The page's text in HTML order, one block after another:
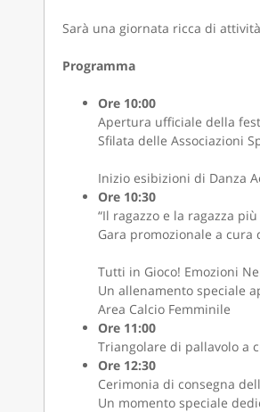
Sarà una giornata ricca di
Programma
Ore 10:00
Apertura ufficiale della
Sfilata delle Associazioni
Inizio esibizioni di Danza
Ore 10:30
“Il ragazzo e la ragazza
Gara promozionale a cura
Tutti in Gioco! Emozioni
Un allenamento speciale
Area Calcio Femminile
Ore 11:00
Triangolare di pallavolo a
Ore 12:30
Cerimonia di consegna
Un momento speciale